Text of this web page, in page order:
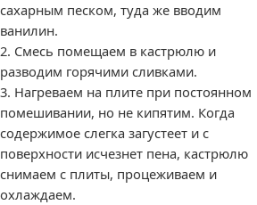
сахарным песком, туда же вводим
ванилин.
2. Смесь помещаем в кастрюлю и
разводим горячими сливками.
3. Нагреваем на плите при постоянном
помешивании, но не кипятим. Когда
содержимое слегка загустеет и с
поверхности исчезнет пена, кастрюлю
снимаем с плиты, процеживаем и
охлаждаем.